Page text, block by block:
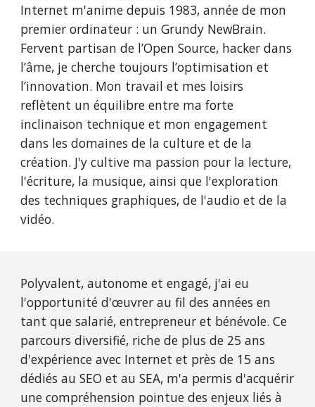
Internet m'anime depuis 1983, année de mon
premier ordinateur : un Grundy NewBrain.
Fervent partisan de l’Open Source, hacker dans
l’âme, je cherche toujours l’optimisation et
l’innovation. Mon travail et mes loisirs
reflètent un équilibre entre ma forte
inclinaison technique et mon engagement
dans les domaines de la culture et de la
création. J'y cultive ma passion pour la lecture,
l'écriture, la musique, ainsi que l'exploration
des techniques graphiques, de l'audio et de la
vidéo.
Polyvalent, autonome et engagé, j'ai eu
l'opportunité d'œuvrer au fil des années en
tant que salarié, entrepreneur et bénévole. Ce
parcours diversifié, riche de plus de 25 ans
d'expérience avec Internet et près de 15 ans
dédiés au SEO et au SEA, m'a permis d'acquérir
une compréhension pointue des enjeux liés à